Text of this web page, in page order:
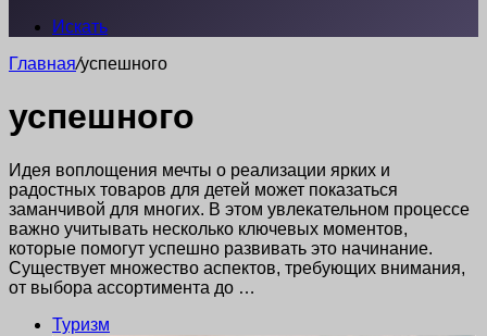
Искать
Главная/успешного
успешного
Идея воплощения мечты о реализации ярких и
радостных товаров для детей может показаться
заманчивой для многих. В этом увлекательном процессе
важно учитывать несколько ключевых моментов,
которые помогут успешно развивать это начинание.
Существует множество аспектов, требующих внимания,
от выбора ассортимента до …
Туризм